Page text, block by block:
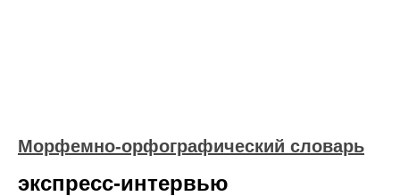
Морфемно-орфографический словарь
экспресс-интервью